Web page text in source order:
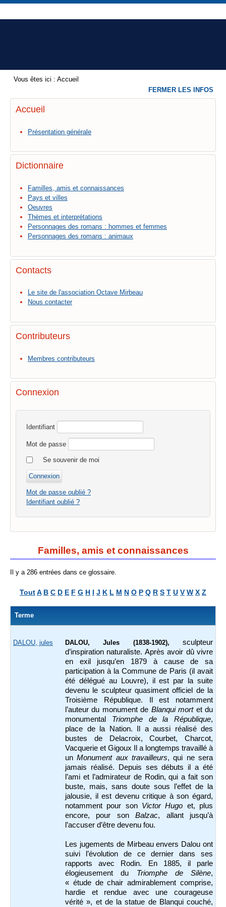
Vous êtes ici : Accueil
Accueil
Présentation générale
Dictionnaire
Familles, amis et connaissances
Pays et villes
Oeuvres
Thèmes et interprétations
Personnages des romans : hommes et femmes
Personnages des romans : animaux
Contacts
Le site de l'association Octave Mirbeau
Nous contacter
Contributeurs
Membres contributeurs
Connexion
Identifiant
Mot de passe
Se souvenir de moi
Mot de passe oublié ?
Identifiant oublié ?
Familles, amis et connaissances
Il y a 286 entrées dans ce glossaire.
ToutA B C D E F G H I J K L M N O P Q R S T U V W X Z
Terme
DALOU, jules DALOU, Jules (1838-1902),
sculpteur
d’inspiration naturaliste. Après avoir dû vivre
en exil jusqu’en 1879 à cause de sa
participation à la Commune de Paris (il avait
été délégué au Louvre), il est par la suite
devenu le sculpteur quasiment officiel de la
Troisième République. Il est notamment
l’auteur du monument de Blanqui mort et du
monumental Triomphe de la République,
place de la Nation. Il a aussi réalisé des
bustes de Delacroix, Courbet, Charcot,
Vacquerie et Gigoux Il a longtemps travaillé à
unMonument aux travailleurs, qui ne sera
jamais réalisé. Depuis ses débuts il a été
l’ami et l’admirateur de Rodin, qui a fait son
buste, mais, sans doute sous l’effet de la
jalousie, il est devenu critique à son égard,
notamment pour son Victor Hugo et, plus
encore, pour sonBalzac, allant jusqu’à
l’accuser d’être devenu fou.
Les jugements de Mirbeau envers Dalou ont
suivi l’évolution de ce dernier dans ses
rapports avec Rodin. En 1885, il parle
élogieusement du Triomphe de Silène,
« étude de chair admirablement comprise,
hardie et rendue avec une courageuse
vérité », et de la statue de Blanqui couché,
FERMER LES INFOS